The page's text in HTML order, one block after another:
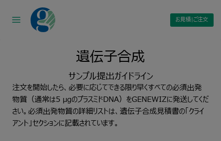
お見積|ご注文
遺伝子合成
サンプル提出ガイドライン
注文を開始したら、必要に応じてできる限り早くすべての必須出発
物質（通常は5 µgのプラスミドDNA）をGENEWIZに発送してくだ
さい。必須出発物質の詳細リストは、遺伝子合成見積書の「クライ
アント」セクションに記載されています。